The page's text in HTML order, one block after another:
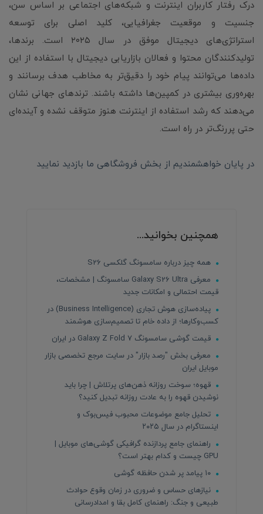
درک رفتار کاربران اینترنت و شبکه‌های اجتماعی بر اساس سن،
جنسیت و موقعیت جغرافیایی، کلید اصلی برای توسعه
استراتژی‌های دیجیتال موفق در سال ۲۰۲۵ است. برندها،
تولیدکنندگان محتوا و فعالان بازاریابی دیجیتال با استفاده از این
داده‌ها می‌توانند پیام خود را دقیق‌تر به مخاطب هدف برسانند و
بهره‌وری بیشتری در کمپین‌ها داشته باشند. ترندهای جهانی نشان
می‌دهند که رشد استفاده از اینترنت هنوز متوقف نشده و آینده‌ای
حتی پررنگ‌تر در راه است.
در پایان خواهشمندیم از بخش فروشگاهی ما بازدید نمایید
همچنین بخوانید...
همه چیز درباره سامسونگ گلکسی S26
معرفی Galaxy S26 Ultra سامسونگ | مشخصات،
قیمت احتمالی و امکانات جدید
پیاده‌سازی هوش تجاری (Business Intelligence) در
کسب‌وکارها؛ از داده خام تا تصمیم‌سازی هوشمند
قیمت گوشی سامسونگ Galaxy Z Fold 7 در ایران
معرفی بخش "رصد بازار" در سایت مرجع تخصصی بازار
موبایل ایران
قهوه؛ سوخت روزانه ذهن‌های پرتلاش | چرا باید
نوشیدن قهوه را به عادت روزانه تبدیل کنید؟
تحلیل جامع موضوعات محبوب فیس‌بوک و
اینستاگرام در سال ۲۰۲۵
راهنمای جامع پردازنده‌ گرافیکی گوشی‌های موبایل |
GPU چیست و کدام بهتر است؟
نیازهای حساس و ضروری در زمان وقوع حوادث
طبیعی و جنگ: راهنمای کامل بقا و امدادرسانی